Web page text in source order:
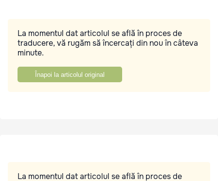
La momentul dat articolul se află în proces de
traducere, vă rugăm să încercați din nou în câteva
minute.
Înapoi la articolul original
La momentul dat articolul se află în proces de